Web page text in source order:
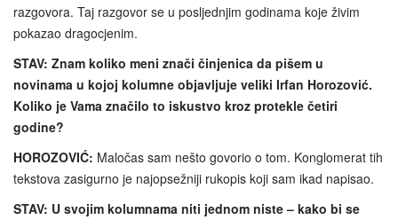
razgovora. Taj razgovor se u posljednjim godinama koje živim
pokazao dragocjenim.
STAV: Znam koliko meni znači činjenica da pišem u
novinama u kojoj kolumne objavljuje veliki Irfan Horozović.
Koliko je Vama značilo to iskustvo kroz protekle četiri
godine?
HOROZOVIĆ: Maločas sam nešto govorio o tom. Konglomerat tih
tekstova zasigurno je najopsežniji rukopis koji sam ikad napisao.
STAV: U svojim kolumnama niti jednom niste – kako bi se